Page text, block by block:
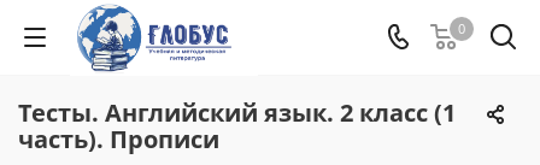
0
Тесты. Английский язык. 2 класс (1
часть). Прописи